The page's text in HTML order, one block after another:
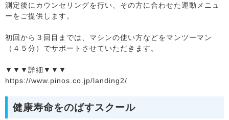
測定後にカウンセリングを行い、その方に合わせた運動メニュ
ーをご提供します。
初回から３回目までは、マシンの使い方などをマンツーマン
（４５分）でサポートさせていただきます。
▼▼▼詳細▼▼▼
https://www.pinos.co.jp/landing2/
健康寿命をのばすスクール